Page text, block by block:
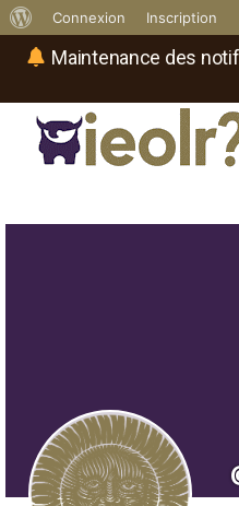
Maintenance des
propos
WordPress
Connexion Inscription
où